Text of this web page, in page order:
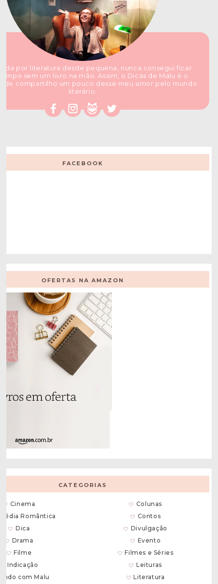
por literatura desde pequena, nunca consegui ficar
sem um livro na mão. Assim, o Dicas de Malu é o
compartilho um pouco desse meu amor pelo mundo
literário.
FACEBOOK
OFERTAS NA AMAZON
CATEGORIAS
Cinema
Colunas
Romântica
Contos
Dica
Divulgação
Drama
Evento
Filme
Filmes e Séries
Indicação
Leituras
com Malu
Literatura